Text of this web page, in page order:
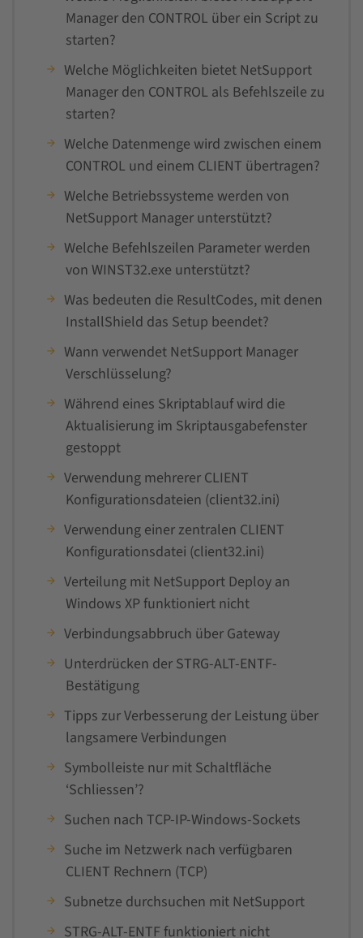
Manager den CONTROL über ein Script zu
starten?
Welche Möglichkeiten bietet NetSupport
Manager den CONTROL als Befehlszeile zu
starten?
Welche Datenmenge wird zwischen einem
CONTROL und einem CLIENT übertragen?
Welche Betriebssysteme werden von
NetSupport Manager unterstützt?
Welche Befehlszeilen Parameter werden
von WINST32.exe unterstützt?
Was bedeuten die ResultCodes, mit denen
InstallShield das Setup beendet?
Wann verwendet NetSupport Manager
Verschlüsselung?
Während eines Skriptablauf wird die
Aktualisierung im Skriptausgabefenster
gestoppt
Verwendung mehrerer CLIENT
Konfigurationsdateien (client32.ini)
Verwendung einer zentralen CLIENT
Konfigurationsdatei (client32.ini)
Verteilung mit NetSupport Deploy an
Windows XP funktioniert nicht
Verbindungsabbruch über Gateway
Unterdrücken der STRG-ALT-ENTF-
Bestätigung
Tipps zur Verbesserung der Leistung über
langsamere Verbindungen
Symbolleiste nur mit Schaltfläche
‘Schliessen’?
Suchen nach TCP-IP-Windows-Sockets
Suche im Netzwerk nach verfügbaren
CLIENT Rechnern (TCP)
Subnetze durchsuchen mit NetSupport
STRG-ALT-ENTF funktioniert nicht